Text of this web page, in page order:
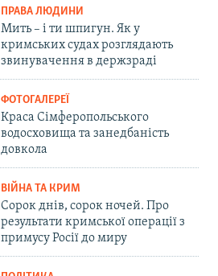
ПРАВА ЛЮДИНИ
Мить – і ти шпигун. Як у
кримських судах розглядають
звинувачення в держзраді
ФОТОГАЛЕРЕЇ
Краса Сімферопольського
водосховища та занедбаність
довкола
ВІЙНА ТА КРИМ
Сорок днів, сорок ночей. Про
результати кримської операції з
примусу Росії до миру